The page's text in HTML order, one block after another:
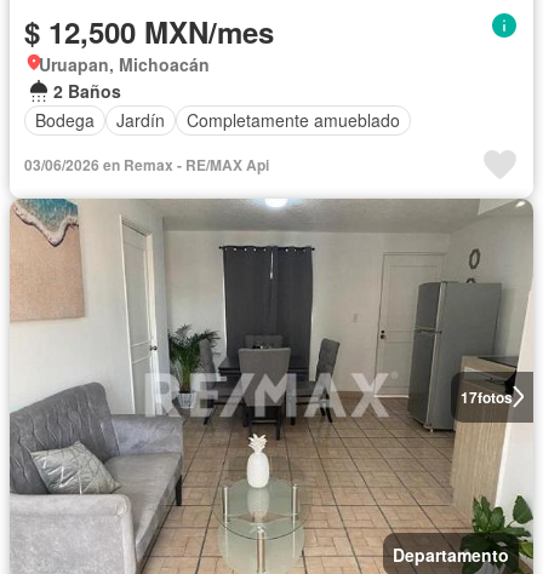
$ 12,500 MXN/mes
Uruapan, Michoacán
2 Baños
Bodega
Jardín Completamente amueblado
03/06/2026 en Remax - RE/MAX Api
17fotos
Departamento